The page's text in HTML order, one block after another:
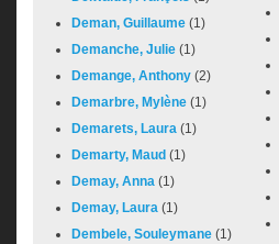
Deman, Guillaume (1)
Demanche, Julie (1)
Demange, Anthony (2)
Demarbre, Mylène (1)
Demarets, Laura (1)
Demarty, Maud (1)
Demay, Anna (1)
Demay, Laura (1)
Dembele, Souleymane (1)